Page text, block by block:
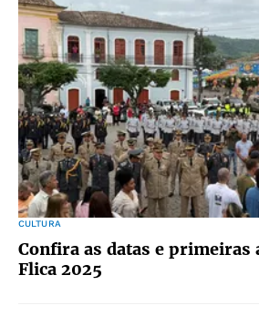
CULTURA
Confira as datas e primeiras
Flica 2025